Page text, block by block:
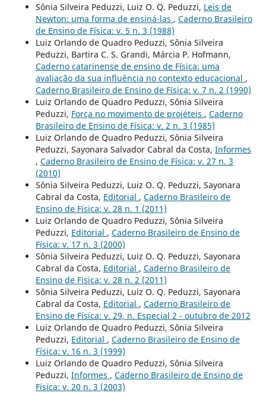
Sônia Silveira Peduzzi, Luiz O. Q. Peduzzi, Leis de
Newton: uma forma de ensiná-las , Caderno Brasileiro
de Ensino de Física: v. 5 n. 3 (1988)
Luiz Orlando de Quadro Peduzzi, Sônia Silveira
Peduzzi, Bartira C. S. Grandi, Márcia P. Hofmann,
Caderno catarinense de ensino de Física: uma
avaliação da sua influência no contexto educacional ,
Caderno Brasileiro de Ensino de Física: v. 7 n. 2 (1990)
Luiz Orlando de Quadro Peduzzi, Sônia Silveira
Peduzzi, Força no movimento de projéteis , Caderno
Brasileiro de Ensino de Física: v. 2 n. 3 (1985)
Luiz Orlando de Quadro Peduzzi, Sônia Silveira
Peduzzi, Sayonara Salvador Cabral da Costa, Informes
, Caderno Brasileiro de Ensino de Física: v. 27 n. 3
(2010)
Sônia Silveira Peduzzi, Luiz O. Q. Peduzzi, Sayonara
Cabral da Costa, Editorial , Caderno Brasileiro de
Ensino de Física: v. 28 n. 1 (2011)
Luiz Orlando de Quadro Peduzzi, Sônia Silveira
Peduzzi, Editorial , Caderno Brasileiro de Ensino de
Física: v. 17 n. 3 (2000)
Sônia Silveira Peduzzi, Luiz O. Q. Peduzzi, Sayonara
Cabral da Costa, Editorial , Caderno Brasileiro de
Ensino de Física: v. 28 n. 2 (2011)
Sônia Silveira Peduzzi, Luiz O. Q. Peduzzi, Sayonara
Cabral da Costa, Editorial , Caderno Brasileiro de
Ensino de Física: v. 29, n. Especial 2 - outubro de 2012
Luiz Orlando de Quadro Peduzzi, Sônia Silveira
Peduzzi, Editorial , Caderno Brasileiro de Ensino de
Física: v. 16 n. 3 (1999)
Luiz Orlando de Quadro Peduzzi, Sônia Silveira
Peduzzi, Informes , Caderno Brasileiro de Ensino de
Física: v. 20 n. 3 (2003)